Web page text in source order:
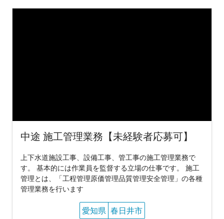
中途 施工管理業務【未経験者応募可】
上下水道施設工事、設備工事、管工事の施工管理業務で
す。 基本的には作業員を監督する立場の仕事です。 施工
管理とは、「工程管理原価管理品質管理安全管理」の各種
管理業務を行います
愛知県 春日井市